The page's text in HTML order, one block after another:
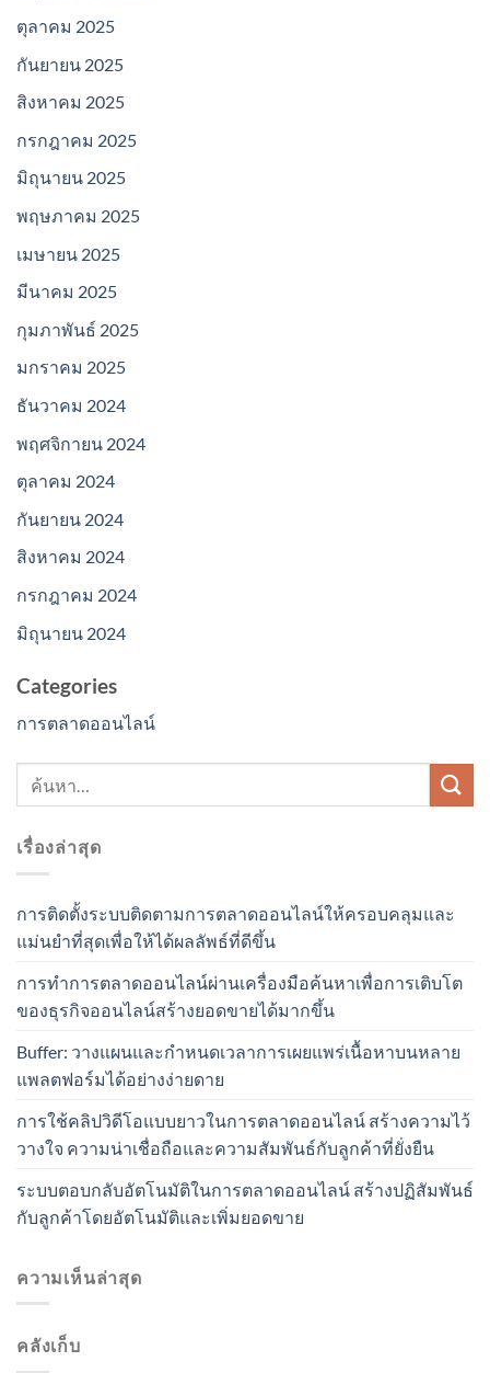
ตุลาคม 2025
กันยายน 2025
สิงหาคม 2025
กรกฎาคม 2025
มิถุนายน 2025
พฤษภาคม 2025
เมษายน 2025
มีนาคม 2025
กุมภาพันธ์ 2025
มกราคม 2025
ธันวาคม 2024
พฤศจิกายน 2024
ตุลาคม 2024
กันยายน 2024
สิงหาคม 2024
กรกฎาคม 2024
มิถุนายน 2024
Categories
การตลาดออนไลน์
เรื่องล่าสุด
การติดตั้งระบบติดตามการตลาดออนไลน์ให้ครอบคลุมและ
แม่นยำที่สุดเพื่อให้ได้ผลลัพธ์ที่ดีขึ้น
การทำการตลาดออนไลน์ผ่านเครื่องมือค้นหาเพื่อการเติบโต
ของธุรกิจออนไลน์สร้างยอดขายได้มากขึ้น
Buffer: วางแผนและกำหนดเวลาการเผยแพร่เนื้อหาบนหลาย
แพลตฟอร์มได้อย่างง่ายดาย
การใช้คลิปวิดีโอแบบยาวในการตลาดออนไลน์ สร้างความไว้
วางใจ ความน่าเชื่อถือและความสัมพันธ์กับลูกค้าที่ยั่งยืน
ระบบตอบกลับอัตโนมัติในการตลาดออนไลน์ สร้างปฏิสัมพันธ์
กับลูกค้าโดยอัตโนมัติและเพิ่มยอดขาย
ความเห็นล่าสุด
คลังเก็บ